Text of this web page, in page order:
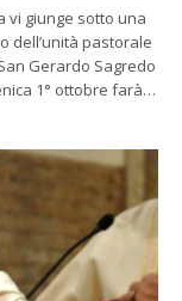
vi giunge sotto una
dell’unità pastorale
Gerardo Sagredo
1° ottobre farà…